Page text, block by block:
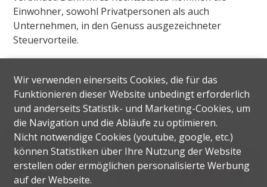
Einwohner, sowohl Privatpersonen als auch
Unternehmen, in den Genuss ausgezeichneter
Steuervorteile.
Distanzen
localite
Wir verwenden einerseits Cookies, die für das
Funktionieren dieser Website unbedingt erforderlich
und anderseits Statistik- und Marketing-Cookies, um
die Navigation und die Abläufe zu optimieren.
Nicht notwendige Cookies (youtube, google, etc.)
können Statistiken über Ihre Nutzung der Website
erstellen oder ermöglichen personalisierte Werbung
auf der Webseite.